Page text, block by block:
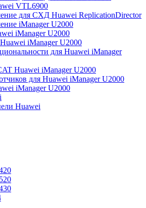
VTL6900
для СХД Huawei ReplicationDirector
iManager U2000
iManager U2000
iManager U2000
для Huawei iManager
Huawei iManager U2000
для Huawei iManager U2000
iManager U2000
Huawei